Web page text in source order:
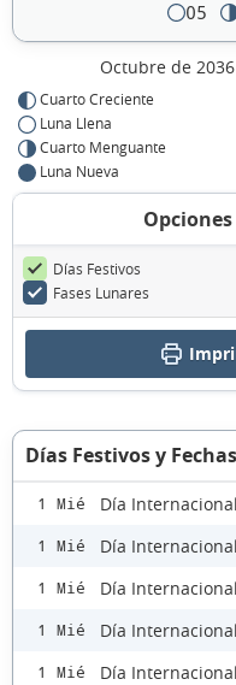
05
Octubre de
Cuarto Creciente
Luna Llena
Cuarto Menguante
Luna Nueva
Días Festivos
Fases Lunares
Días Festivos y
1 Mié Día
1 Mié Día
1 Mié Día
1 Mié Día
1 Mié Día